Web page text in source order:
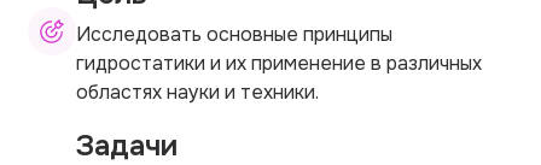
Исследовать основные принципы
гидростатики и их применение в различных
областях науки и техники.
Задачи